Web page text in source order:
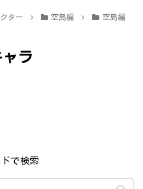
ター 空島編
空島編
ラ
で検索